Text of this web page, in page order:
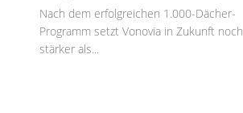
Nach dem erfolgreichen 1.000-Dächer-
Programm setzt Vonovia in Zukunft noch
stärker als...